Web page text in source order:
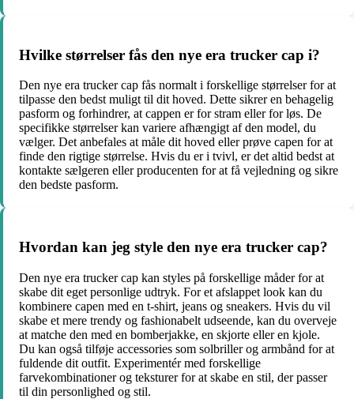
Hvilke størrelser fås den nye era trucker cap i?
Den nye era trucker cap fås normalt i forskellige størrelser for at
tilpasse den bedst muligt til dit hoved. Dette sikrer en behagelig
pasform og forhindrer, at cappen er for stram eller for løs. De
specifikke størrelser kan variere afhængigt af den model, du
vælger. Det anbefales at måle dit hoved eller prøve capen for at
finde den rigtige størrelse. Hvis du er i tvivl, er det altid bedst at
kontakte sælgeren eller producenten for at få vejledning og sikre
den bedste pasform.
Hvordan kan jeg style den nye era trucker cap?
Den nye era trucker cap kan styles på forskellige måder for at
skabe dit eget personlige udtryk. For et afslappet look kan du
kombinere capen med en t-shirt, jeans og sneakers. Hvis du vil
skabe et mere trendy og fashionabelt udseende, kan du overveje
at matche den med en bomberjakke, en skjorte eller en kjole.
Du kan også tilføje accessories som solbriller og armbånd for at
fuldende dit outfit. Experimentér med forskellige
farvekombinationer og teksturer for at skabe en stil, der passer
til din personlighed og stil.